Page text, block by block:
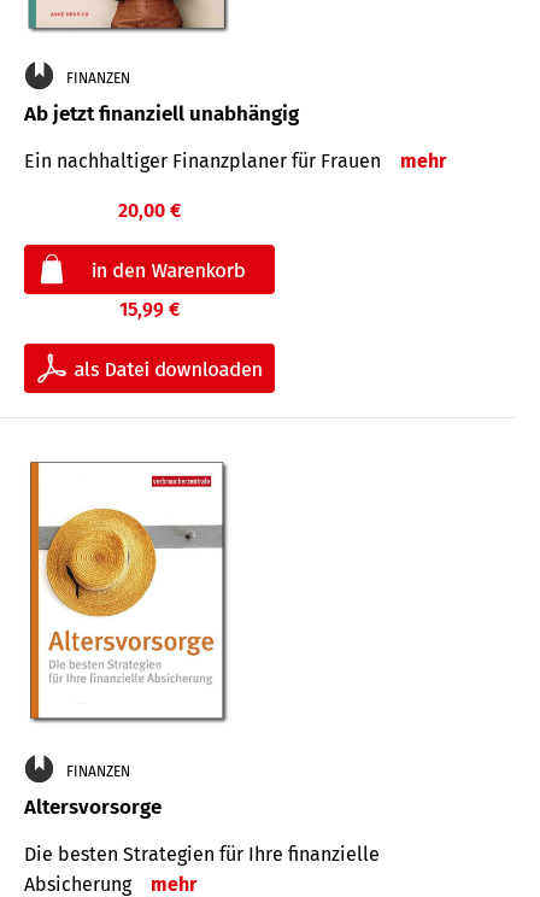
FINANZEN
Ab jetzt finanziell unabhängig
Ein nachhaltiger Finanzplaner für Frauen mehr
20,00 €
15,99 €
FINANZEN
Altersvorsorge
Die besten Strategien für Ihre finanzielle
Absicherung
mehr